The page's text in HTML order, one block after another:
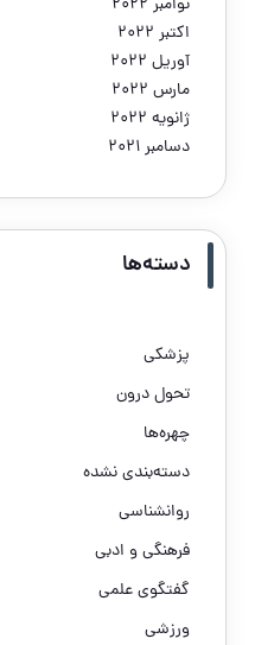
نوامبر 2022
اکتبر 2022
آوریل 2022
مارس 2022
ژانویه 2022
دسامبر 2021
دسته‌ها
پزشکی
تحول درون
چهره‌ها
دسته‌بندی نشده
روانشناسی
فرهنگی و ادبی
گفتگوی علمی
ورزشی